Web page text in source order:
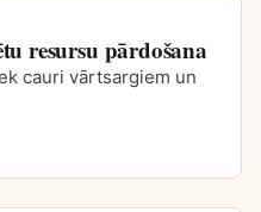
resursu pārdošana
cauri vārtsargiem un